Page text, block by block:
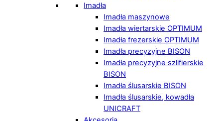
Imadła
Imadła maszynowe
Imadła wiertarskie OPTIMUM
Imadła frezerskie OPTIMUM
Imadła precyzyjne BISON
Imadła precyzyjne szlifierskie
BISON
Imadła ślusarskie BISON
Imadła ślusarskie, kowadła
UNICRAFT